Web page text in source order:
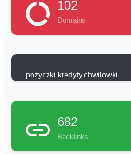
102
Domains
pozyczki,kredyty,chwilowki
682
Backlinks